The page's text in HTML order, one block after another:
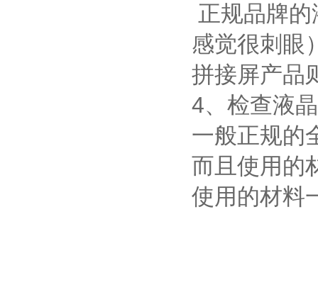
正规品牌
感觉很刺眼
拼接屏产品
4、检查液
一般正规的
而且使用的
使用的材料